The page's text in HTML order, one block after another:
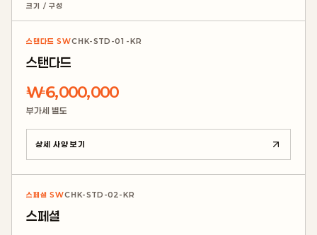
크기 / 구성
스탠다드 SWCHK-STD-01-KR
스탠다드
₩6,000,000
부가세 별도
상세 사양 보기
스페셜 SWCHK-STD-02-KR
스페셜